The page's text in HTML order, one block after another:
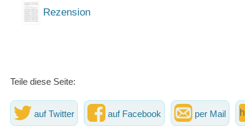
Rezension
Teile diese Seite:
auf Twitter auf Facebook per Mail